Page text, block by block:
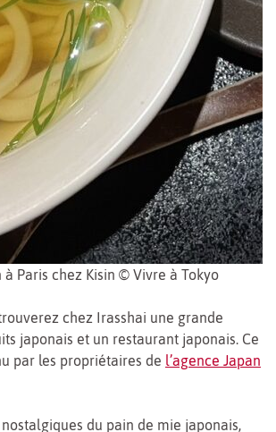
à Paris chez Kisin © Vivre à Tokyo
chez Irasshai une grande
japonais et un restaurant japonais. Ce
par les propriétaires de l’agence Japan
du pain de mie japonais,